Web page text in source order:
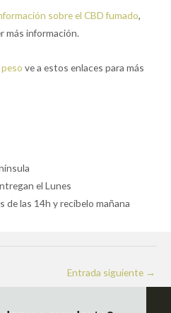
sobre el CBD fumado,
más información.
ve a estos enlaces para más
el Lunes
de las 14h y recíbelo mañana
Entrada siguiente →